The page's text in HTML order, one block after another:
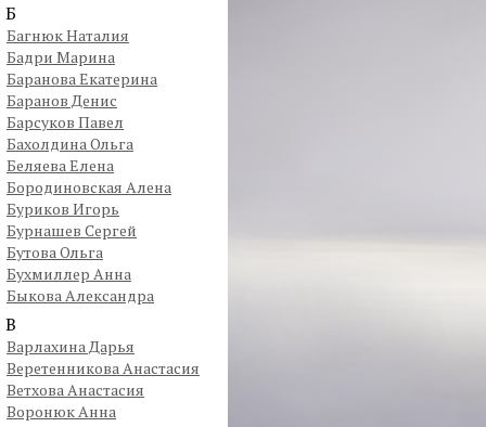
Б
Багнюк Наталия
Бадри Марина
Баранова Екатерина
Баранов Денис
Барсуков Павел
Бахолдина Ольга
Беляева Елена
Бородиновская Алена
Буриков Игорь
Бурнашев Сергей
Бутова Ольга
Бухмиллер Анна
Быкова Александра
В
Варлахина Дарья
Веретенникова Анастасия
Ветхова Анастасия
Воронюк Анна